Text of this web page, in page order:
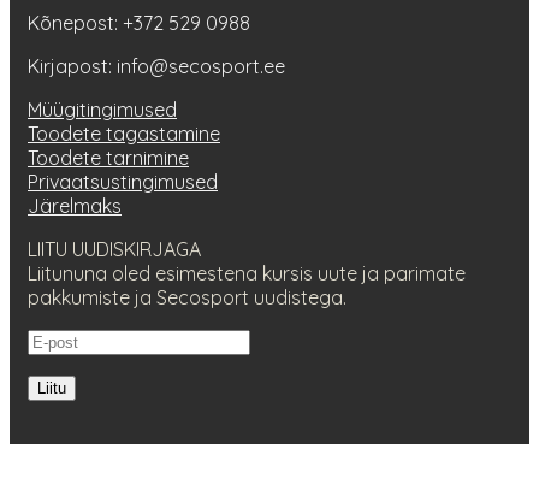
Kõnepost: +372 529 0988
Kirjapost: info@secosport.ee
Müügitingimused
Toodete tagastamine
Toodete tarnimine
Privaatsustingimused
Järelmaks
LIITU UUDISKIRJAGA
Liitununa oled esimestena kursis uute ja parimate
pakkumiste ja Secosport uudistega.
Liitu